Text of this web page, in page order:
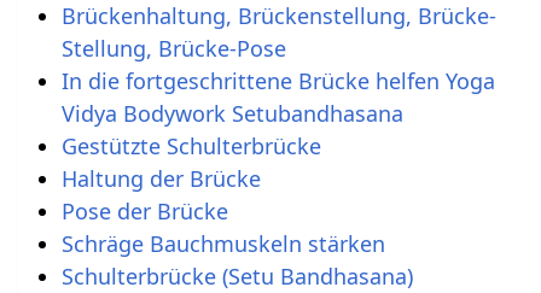
Brückenhaltung, Brückenstellung, Brücke-
Stellung, Brücke-Pose
In die fortgeschrittene Brücke helfen Yoga
Vidya Bodywork Setubandhasana
Gestützte Schulterbrücke
Haltung der Brücke
Pose der Brücke
Schräge Bauchmuskeln stärken
Schulterbrücke (Setu Bandhasana)